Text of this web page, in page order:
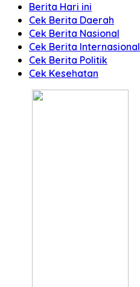
Berita Hari ini
Cek Berita Daerah
Cek Berita Nasional
Cek Berita Internasional
Cek Berita Politik
Cek Kesehatan